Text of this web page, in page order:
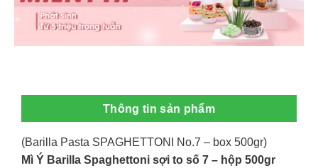
Thông tin sản phẩm
(Barilla Pasta SPAGHETTONI No.7 – box 500gr)
Mì Ý Barilla Spaghettoni sợi to số 7 – hộp 500gr